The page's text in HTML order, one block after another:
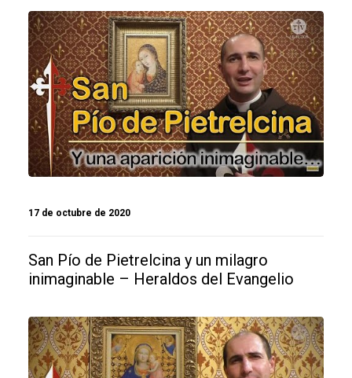
17 de octubre de 2020
San Pío de Pietrelcina y un milagro
inimaginable – Heraldos del Evangelio